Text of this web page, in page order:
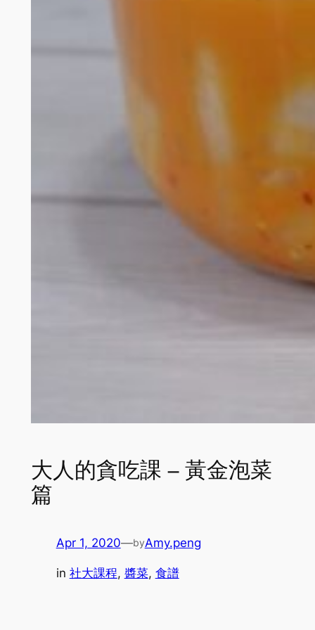
大人的貪吃課 – 黃金泡菜
篇
Apr 1, 2020—byAmy.peng
in 社大課程, 醬菜, 食譜